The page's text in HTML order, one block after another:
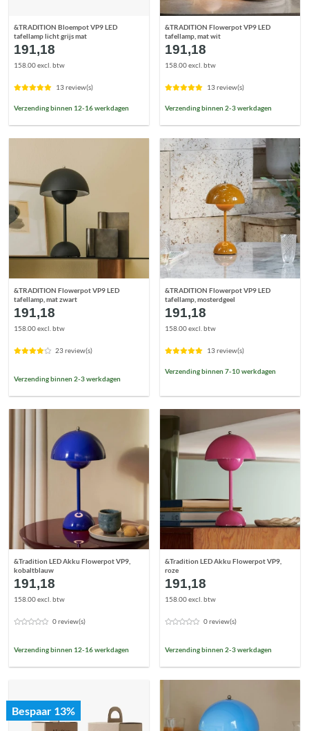
&TRADITION Bloempot VP9 LED
tafellamp licht grijs mat
191,18
158.00 excl. btw
13 review(s)
Verzending binnen 12-16 werkdagen
&TRADITION Flowerpot VP9 LED
tafellamp, mat wit
191,18
158.00 excl. btw
13 review(s)
Verzending binnen 2-3 werkdagen
&TRADITION Flowerpot VP9 LED
tafellamp, mat zwart
191,18
158.00 excl. btw
23 review(s)
Verzending binnen 2-3 werkdagen
&TRADITION Flowerpot VP9 LED
tafellamp, mosterdgeel
191,18
158.00 excl. btw
13 review(s)
Verzending binnen 7-10 werkdagen
&Tradition LED Akku Flowerpot VP9,
kobaltblauw
191,18
158.00 excl. btw
0 review(s)
Verzending binnen 12-16 werkdagen
&Tradition LED Akku Flowerpot VP9,
roze
191,18
158.00 excl. btw
0 review(s)
Verzending binnen 2-3 werkdagen
Bespaar 13%